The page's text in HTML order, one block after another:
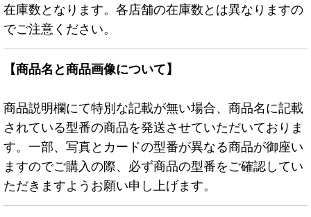
在庫数となります。各店舗の在庫数とは異なりますの
でご注意ください。
【商品名と商品画像について】
商品説明欄にて特別な記載が無い場合、商品名に記載
されている型番の商品を発送させていただいておりま
す。一部、写真とカードの型番が異なる商品が御座い
ますのでご購入の際、必ず商品の型番をご確認してい
ただきますようお願い申し上げます。